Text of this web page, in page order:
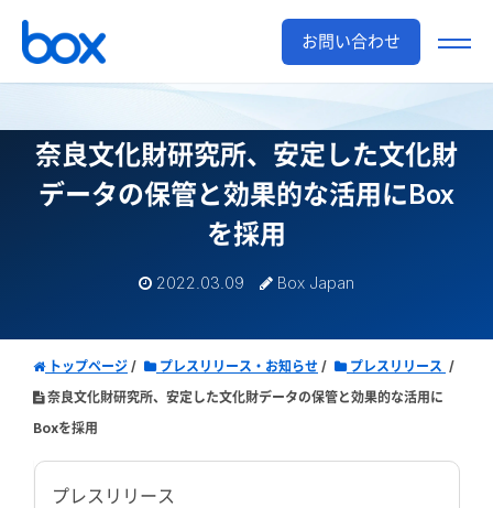
お問い合わせ
奈良文化財研究所、安定した文化財
データの保管と効果的な活用にBox
を採用
2022.03.09 Box Japan
トップページ プレスリリース・お知らせ
プレスリリース
奈良文化財研究所、安定した文化財データの保管と効果的な活用に
Boxを採用
プレスリリース